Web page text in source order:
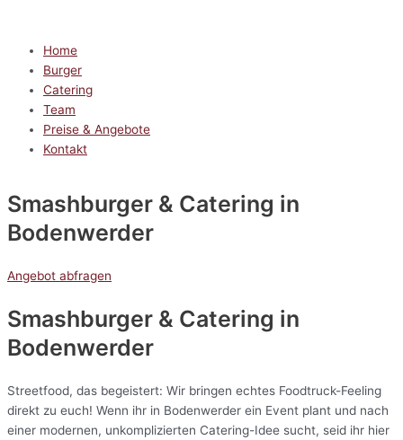
Home
Burger
Catering
Team
Preise & Angebote
Kontakt
Smashburger & Catering in
Bodenwerder
Angebot abfragen
Smashburger & Catering in
Bodenwerder
Streetfood, das begeistert: Wir bringen echtes Foodtruck-Feeling
direkt zu euch! Wenn ihr in Bodenwerder ein Event plant und nach
einer modernen, unkomplizierten Catering-Idee sucht, seid ihr hier